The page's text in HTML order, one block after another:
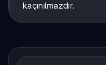
kaçınılmazdır.